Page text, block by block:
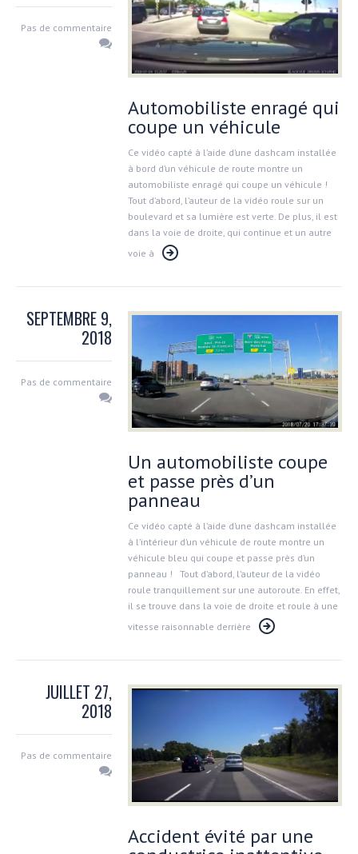
Pas de commentaire
Automobiliste enragé qui
coupe un véhicule
Ce vidéo capté à l’aide d’une dashcam installée
à bord d’un véhicule de route montre un
automobiliste enragé qui coupe un véhicule !
Tout d’abord, l’auteur de la vidéo roule sur un
boulevard et sa lumière est verte. De plus, il est
dans la voie de droite, qui continue et un autre
voie à
SEPTEMBRE 9,
2018
Pas de commentaire
Un automobiliste coupe
et passe près d’un
panneau
Ce vidéo capté à l’aide d’une dashcam installée
à l’intérieur d’un véhicule de route montre un
véhicule bleu qui coupe et passe près d’un
panneau ! Tout d’abord, l’auteur de la vidéo
roule tranquillement sur une autoroute. En effet,
il se trouve dans la voie de droite et roule à une
vitesse raisonnable derrière
JUILLET 27,
2018
Pas de commentaire
Accident évité par une